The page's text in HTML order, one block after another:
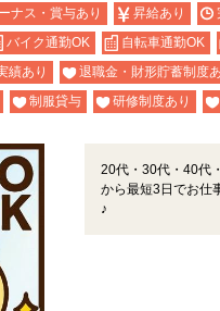
ナス・賞与あり 昇給あり
バイク通勤OK 自転車通勤OK
績あり
退職金・財形貯蓄制度
制服貸与 研修制度あり
20代・30代・40代
から最短3日でお仕
♪